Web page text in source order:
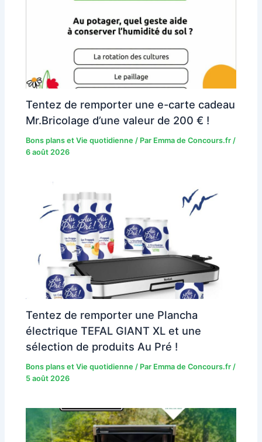
Tentez de remporter une e-carte cadeau
Mr.Bricolage d’une valeur de 200 € !
Bons plans et Vie quotidienne / Par Emma de Concours.fr/
6 août 2026
Tentez de remporter une Plancha
électrique TEFAL GIANT XL et une
sélection de produits Au Pré !
Bons plans et Vie quotidienne / Par Emma de Concours.fr/
5 août 2026